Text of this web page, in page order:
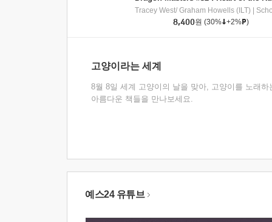
Tracey West/ Graham Howells (ILT)
8,400원 (30% +2% )
고양이라는 세계
8월 8일 세계 고양이의 날을 맞아, 고양이를 노래하
아름다운 책들을 만나보세요.
예스24 유튜브